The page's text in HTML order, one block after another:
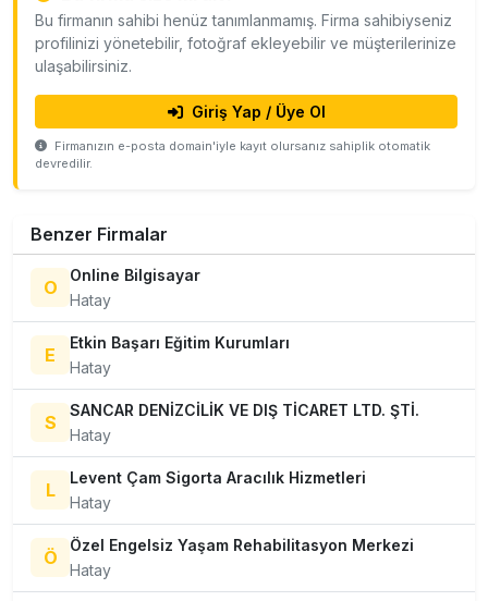
Bu firmanın sahibi henüz tanımlanmamış. Firma sahibiyseniz
profilinizi yönetebilir, fotoğraf ekleyebilir ve müşterilerinize
ulaşabilirsiniz.
Giriş Yap / Üye Ol
Firmanızın e-posta domain'iyle kayıt olursanız sahiplik otomatik
devredilir.
Benzer Firmalar
O
Online Bilgisayar
Hatay
E
Etkin Başarı Eğitim Kurumları
Hatay
S
SANCAR DENİZCİLİK VE DIŞ TİCARET LTD. ŞTİ.
Hatay
L
Levent Çam Sigorta Aracılık Hizmetleri
Hatay
Ö
Özel Engelsiz Yaşam Rehabilitasyon Merkezi
Hatay